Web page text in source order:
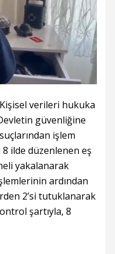
verileri hukuka
güvenliğine
işlem
8 ilde düzenlenen eş
yakalanarak
ardından
2’si tutuklanarak
şartıyla, 8